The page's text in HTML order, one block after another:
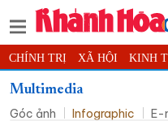
CHÍNH TRỊ XÃ HỘI KINH
THỂ THAO ĐỜI SỐNG
KHOA HỌC - CÔNG NGHỆ
Multimedia
Góc ảnh
Infographic E-